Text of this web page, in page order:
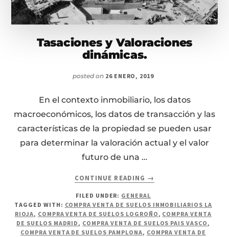
CIUDADES
MADRILEÑAS.
Tasaciones y Valoraciones
dinámicas.
posted on 26 ENERO, 2019
En el contexto inmobiliario, los datos
macroeconómicos, los datos de transacción y las
características de la propiedad se pueden usar
para determinar la valoración actual y el valor
futuro de una …
CONTINUE READING
ABOUT
Y
VALORACIONES
DINÁMICAS.
→
FILED UNDER: GENERAL
TAGGED WITH: COMPRA VENTA DE SUELOS INMOBILIARIOS LA
RIOJA, COMPRA VENTA DE SUELOS LOGROÑO, COMPRA VENTA
DE SUELOS MADRID, COMPRA VENTA DE SUELOS PAIS VASCO,
COMPRA VENTA DE SUELOS PAMPLONA, COMPRA VENTA DE